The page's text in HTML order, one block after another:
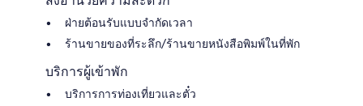
ฝ่ายต้อนรับแบบจำกัดเวลา
ร้านขายของที่ระลึก/ร้านขายหนังสือพิมพ์ในที่พัก
บริการผู้เข้าพัก
บริการการท่องเที่ยวและตั๋ว